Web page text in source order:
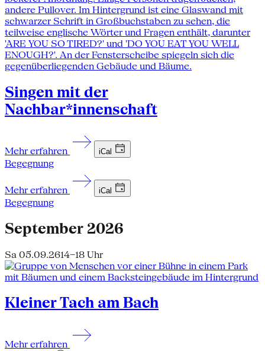
Singen mit der
Nachbar*innenschaft
Mehr erfahren iCal
Begegnung
Mehr erfahren iCal
Begegnung
September 2026
Sa 05.09.2614–18 Uhr
Kleiner Tach am Bach
Mehr erfahren